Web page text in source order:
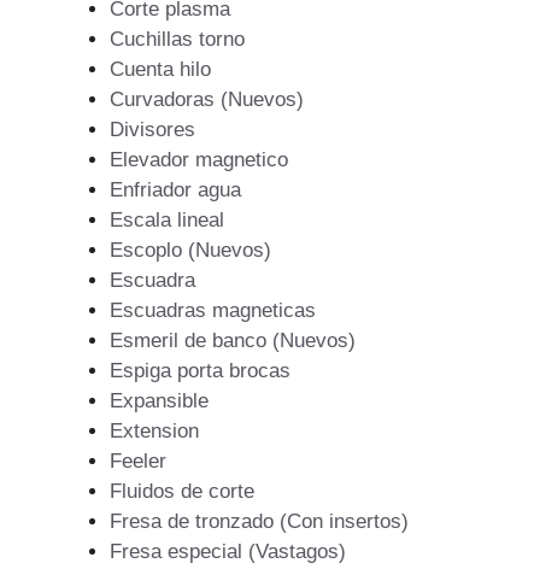
Corte plasma
Cuchillas torno
Cuenta hilo
Curvadoras (Nuevos)
Divisores
Elevador magnetico
Enfriador agua
Escala lineal
Escoplo (Nuevos)
Escuadra
Escuadras magneticas
Esmeril de banco (Nuevos)
Espiga porta brocas
Expansible
Extension
Feeler
Fluidos de corte
Fresa de tronzado (Con insertos)
Fresa especial (Vastagos)